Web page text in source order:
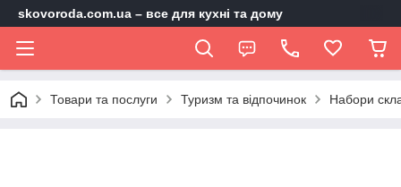
skovoroda.com.ua – все для кухні та дому
Товари та послуги Туризм та відпочинок Набори